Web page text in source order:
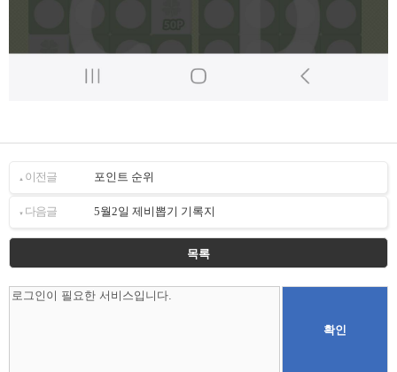
▲ 이전글 포인트 순위
▼ 다음글 5월2일 제비뽑기 기록지
목록